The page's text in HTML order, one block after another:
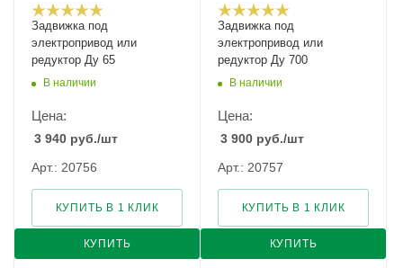
Задвижка под
электропривод или
редуктор Ду 65
В наличии
Цена:
3 940 руб./шт
Арт.: 20756
КУПИТЬ
КУПИТЬ В 1 КЛИК
Задвижка под
электропривод или
редуктор Ду 700
В наличии
Цена:
3 900 руб./шт
Арт.: 20757
КУПИТЬ
КУПИТЬ В 1 КЛИК